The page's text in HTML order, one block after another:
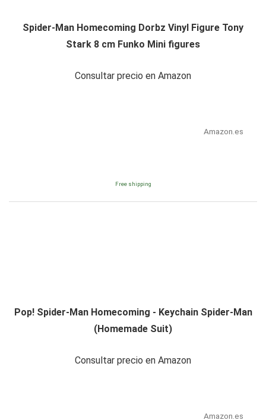
Spider-Man Homecoming Dorbz Vinyl Figure Tony
Stark 8 cm Funko Mini figures
Consultar precio en Amazon
Amazon.es
Free shipping
Pop! Spider-Man Homecoming - Keychain Spider-Man
(Homemade Suit)
Consultar precio en Amazon
Amazon.es